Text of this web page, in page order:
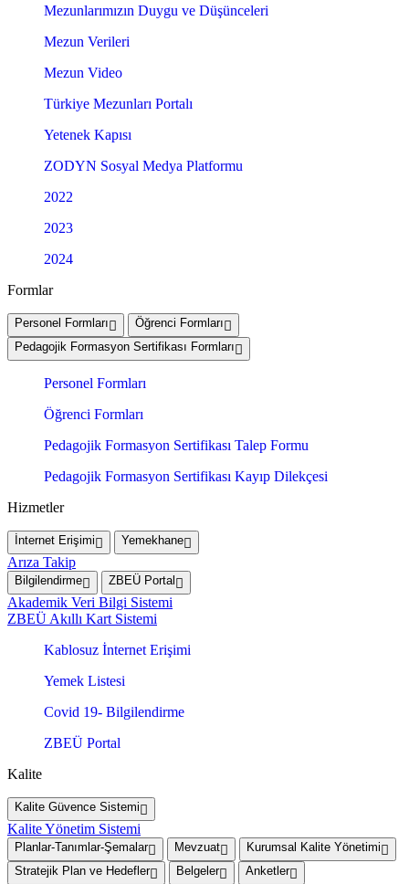
Mezunlarımızın Duygu ve Düşünceleri
Mezun Verileri
Mezun Video
Türkiye Mezunları Portalı
Yetenek Kapısı
ZODYN Sosyal Medya Platformu
2022
2023
2024
Formlar
Personel Formları
Öğrenci Formları
Pedagojik Formasyon Sertifikası Formları
Personel Formları
Öğrenci Formları
Pedagojik Formasyon Sertifikası Talep Formu
Pedagojik Formasyon Sertifikası Kayıp Dilekçesi
Hizmetler
İnternet Erişimi Yemekhane
Arıza Takip
Bilgilendirme ZBEÜ Portal
Akademik Veri Bilgi Sistemi
ZBEÜ Akıllı Kart Sistemi
Kablosuz İnternet Erişimi
Yemek Listesi
Covid 19- Bilgilendirme
ZBEÜ Portal
Kalite
Kalite Güvence Sistemi
Kalite Yönetim Sistemi
Planlar-Tanımlar-Şemalar Mevzuat
Kurumsal Kalite Yönetimi
Stratejik Plan ve Hedefler
Belgeler Anketler